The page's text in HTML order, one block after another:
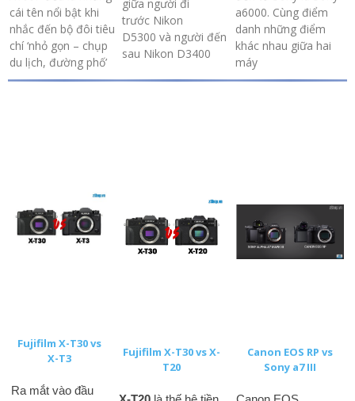
cái tên nổi bật khi
nhắc đến bộ đôi tiêu
chí ‘nhỏ gọn – chụp
du lịch, đường phố’
giữa người đi
trước Nikon
D5300 và người đến
sau Nikon D3400
a6000. Cùng điểm
danh những điểm
khác nhau giữa hai
máy
Fujifilm X-T30 vs
X-T3
Ra mắt vào đầu
Fujifilm X-T30 vs X-
T20
Canon EOS RP vs
Sony a7 III